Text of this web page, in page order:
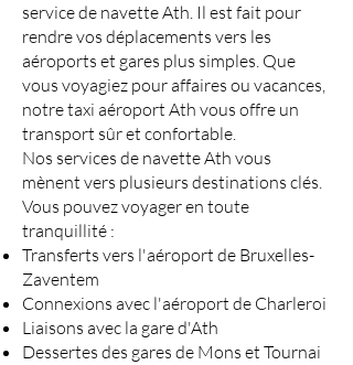
service de navette Ath. Il est fait pour
rendre vos déplacements vers les
aéroports et gares plus simples. Que
vous voyagiez pour affaires ou vacances,
notre taxi aéroport Ath vous offre un
transport sûr et confortable.
Nos services de navette Ath vous
mènent vers plusieurs destinations clés.
Vous pouvez voyager en toute
tranquillité :
Transferts vers l'aéroport de Bruxelles-
Zaventem
Connexions avec l'aéroport de Charleroi
Liaisons avec la gare d'Ath
Dessertes des gares de Mons et Tournai